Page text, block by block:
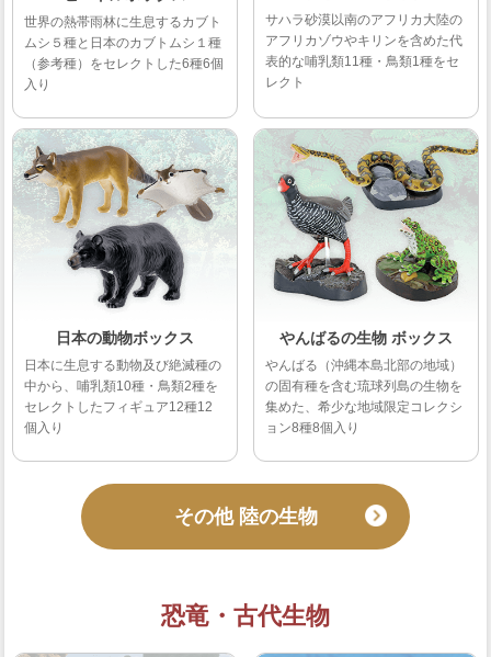
世界の熱帯雨林に生息するカブト
ムシ５種と日本のカブトムシ１種
（参考種）をセレクトした6種6個
入り
サハラ砂漠以南のアフリカ大陸の
アフリカゾウやキリンを含めた代
表的な哺乳類11種・鳥類1種をセ
レクト
日本の動物ボックス
日本に生息する動物及び絶滅種の
中から、哺乳類10種・鳥類2種を
セレクトしたフィギュア12種12
個入り
やんばるの生物 ボックス
やんばる（沖縄本島北部の地域）
の固有種を含む琉球列島の生物を
集めた、希少な地域限定コレクシ
ョン8種8個入り
その他 陸の生物
恐竜・古代生物